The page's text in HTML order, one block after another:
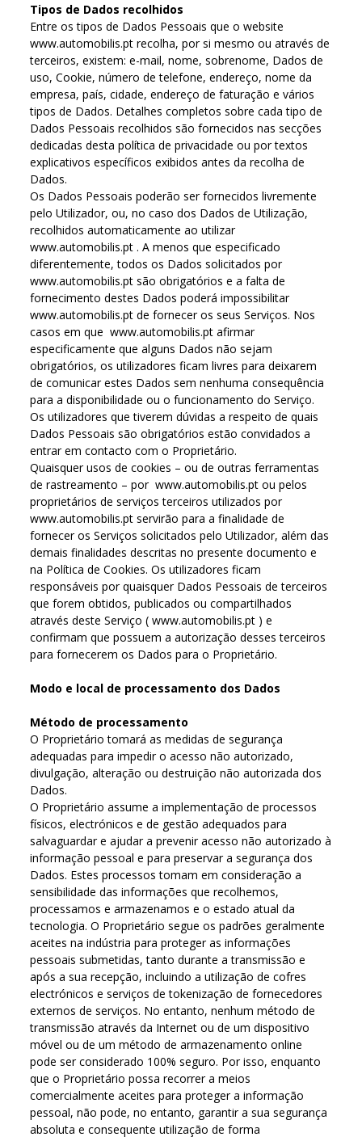
Tipos de Dados recolhidos
Entre os tipos de Dados Pessoais que o website
www.automobilis.pt recolha, por si mesmo ou através de
terceiros, existem: e-mail, nome, sobrenome, Dados de
uso, Cookie, número de telefone, endereço, nome da
empresa, país, cidade, endereço de faturação e vários
tipos de Dados. Detalhes completos sobre cada tipo de
Dados Pessoais recolhidos são fornecidos nas secções
dedicadas desta política de privacidade ou por textos
explicativos específicos exibidos antes da recolha de
Dados.
Os Dados Pessoais poderão ser fornecidos livremente
pelo Utilizador, ou, no caso dos Dados de Utilização,
recolhidos automaticamente ao utilizar
www.automobilis.pt . A menos que especificado
diferentemente, todos os Dados solicitados por
www.automobilis.pt são obrigatórios e a falta de
fornecimento destes Dados poderá impossibilitar
www.automobilis.pt de fornecer os seus Serviços. Nos
casos em que www.automobilis.pt afirmar
especificamente que alguns Dados não sejam
obrigatórios, os utilizadores ficam livres para deixarem
de comunicar estes Dados sem nenhuma consequência
para a disponibilidade ou o funcionamento do Serviço.
Os utilizadores que tiverem dúvidas a respeito de quais
Dados Pessoais são obrigatórios estão convidados a
entrar em contacto com o Proprietário.
Quaisquer usos de cookies – ou de outras ferramentas
de rastreamento – por www.automobilis.pt ou pelos
proprietários de serviços terceiros utilizados por
www.automobilis.pt servirão para a finalidade de
fornecer os Serviços solicitados pelo Utilizador, além das
demais finalidades descritas no presente documento e
na Política de Cookies. Os utilizadores ficam
responsáveis por quaisquer Dados Pessoais de terceiros
que forem obtidos, publicados ou compartilhados
através deste Serviço ( www.automobilis.pt ) e
confirmam que possuem a autorização desses terceiros
para fornecerem os Dados para o Proprietário.
Modo e local de processamento dos Dados
Método de processamento
O Proprietário tomará as medidas de segurança
adequadas para impedir o acesso não autorizado,
divulgação, alteração ou destruição não autorizada dos
Dados.
O Proprietário assume a implementação de processos
físicos, electrónicos e de gestão adequados para
salvaguardar e ajudar a prevenir acesso não autorizado à
informação pessoal e para preservar a segurança dos
Dados. Estes processos tomam em consideração a
sensibilidade das informações que recolhemos,
processamos e armazenamos e o estado atual da
tecnologia. O Proprietário segue os padrões geralmente
aceites na indústria para proteger as informações
pessoais submetidas, tanto durante a transmissão e
após a sua recepção, incluindo a utilização de cofres
electrónicos e serviços de tokenização de fornecedores
externos de serviços. No entanto, nenhum método de
transmissão através da Internet ou de um dispositivo
móvel ou de um método de armazenamento online
pode ser considerado 100% seguro. Por isso, enquanto
que o Proprietário possa recorrer a meios
comercialmente aceites para proteger a informação
pessoal, não pode, no entanto, garantir a sua segurança
absoluta e consequente utilização de forma